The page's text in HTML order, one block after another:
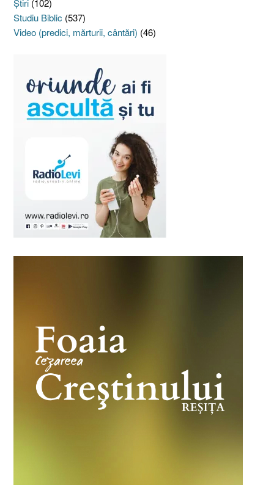
Studiu Biblic (537)
Video (predici, mărturii, cântări) (46)